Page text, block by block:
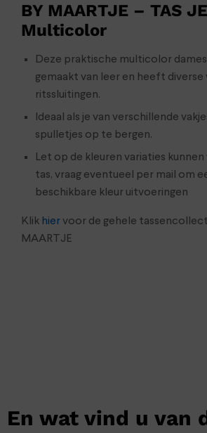
BY MAARTJE – TAS
Multicolor
Deze praktische multicolor dames
gemaakt van leer en heeft diverse
ritssluitingen.
Ideaal als je van verschillende
spulletjes op te bergen.
Let op de kleuren variaties
tas, vraag eventueel per mail om
beschikbare kleur uitvoeringen
Klik hiervoor de gehele
MAARTJE
En wat vind u van